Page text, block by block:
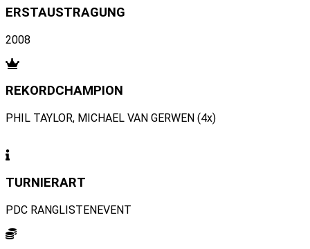
ERSTAUSTRAGUNG
2008
REKORDCHAMPION
PHIL TAYLOR, MICHAEL VAN GERWEN (4x)
TURNIERART
PDC RANGLISTENEVENT